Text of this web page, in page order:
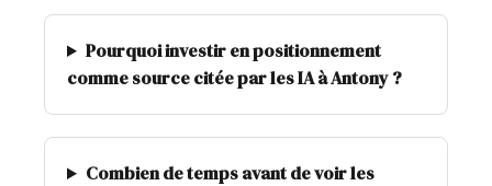
Pourquoi investir en positionnement
comme source citée par les IA à Antony ?
Combien de temps avant de voir les